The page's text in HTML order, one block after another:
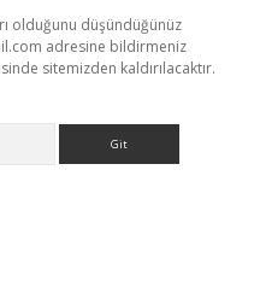
olduğunu düşündüğünüz
adresine bildirmeniz
sitemizden kaldırılacaktır.